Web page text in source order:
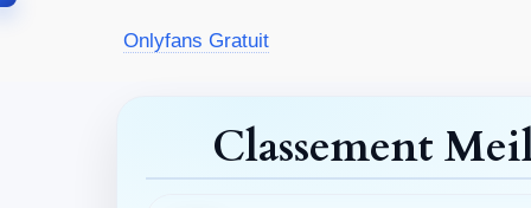
Onlyfans Gratuit
Classement